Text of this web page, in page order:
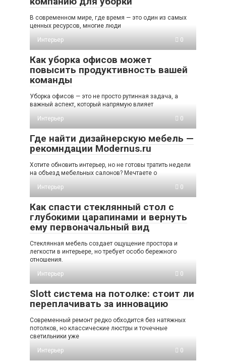
В современном мире, где время — это один из самых
ценных ресурсов, многие люди
Интерьер
0
Как уборка офисов может
повысить продуктивность вашей
команды
Уборка офисов — это не просто рутинная задача, а
важный аспект, который напрямую влияет
Интерьер
0
Где найти дизайнерскую мебель —
рекомндации Modernus.ru
Хотите обновить интерьер, но не готовы тратить недели
на объезд мебельных салонов? Мечтаете о
Интерьер
0
Как спасти стеклянный стол с
глубокими царапинами и вернуть
ему первоначальный вид
Стеклянная мебель создает ощущение простора и
легкости в интерьере, но требует особо бережного
отношения.
Интерьер
0
Slott система на потолке: стоит ли
переплачивать за инновацию
Современный ремонт редко обходится без натяжных
потолков, но классические люстры и точечные
светильники уже
Интерьер
0